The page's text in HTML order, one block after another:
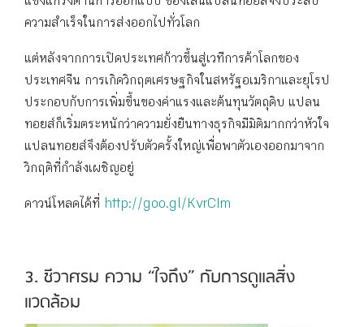
ความสำเร็จในการส่งออกไปทั่วโลก
แต่หลังจากการเปิดประเทศก้าวขึ้นสู่เวทีการค้าโลกของ
ประเทศจีน การเกิดวิกฤตเศรษฐกิจในสหรัฐอเมริกาและยุโรป
ประกอบกับการเพิ่มขึ้นของค่าแรงและต้นทุนวัตถุดิบ แปลน
ทอยส์ก็เริ่มตระหนักว่าความยั่งยืนทางธุรกิจมีมิติมากกว่าหัวใจ
แปลนทอยส์จึงต้องปรับตัวครั้งใหญ่เพื่อพาตัวเองออกมาจาก
วิกฤติที่กำลังเผชิญอยู่
ดาวน์โหลดได้ที่ http://goo.gl/KvrCIm
3. ชีวาศรม ความ “ใจถึง” กับการดูแลสิ่ง
แวดล้อม